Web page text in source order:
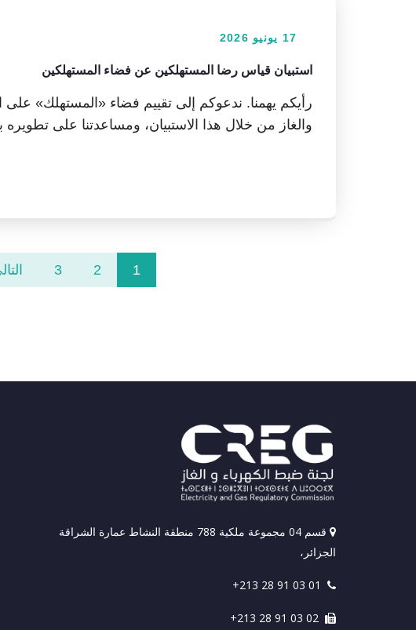
17 يونيو 2026
استبيان قياس رضا المستهلكين عن فضاء المستهلكين
رأيكم يهمنا. ندعوكم إلى تقييم فضاء «المستهلك» على
والغاز من خلال هذا الاستبيان، ومساعدتنا على تطويره
1
2
3
قسم 04 مجموعة ملكية 788 منطقة النشاط عمارة الشراقة
الجزائر،
+213 28 91 03 01
+213 28 91 03 02